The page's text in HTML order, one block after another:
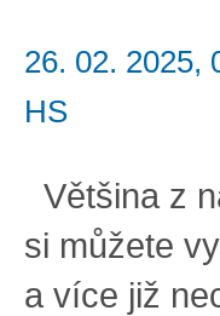
26. 02. 2025,
HS
Většina z
si můžete
a více již